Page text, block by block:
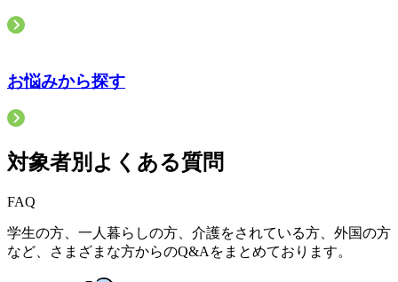
お悩みから探す
対象者別よくある質問
FAQ
学生の方、一人暮らしの方、介護をされている方、外国の方
など、さまざまな方からのQ&Aをまとめております。